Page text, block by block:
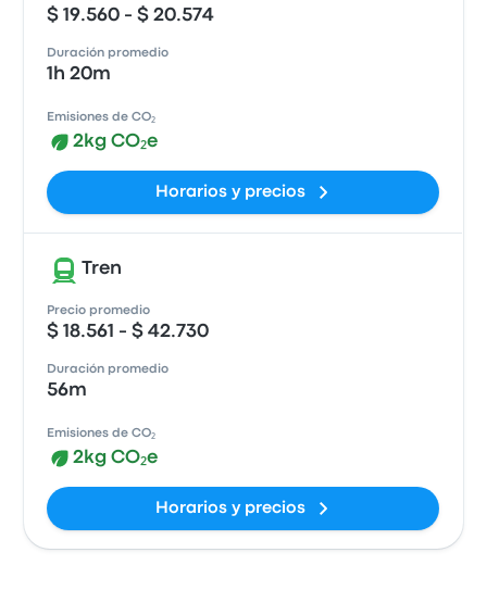
$ 19.560 - $ 20.574
Duración promedio
1h 20m
Emisiones de CO₂
2kg CO₂e
Horarios y precios
Tren
Precio promedio
$ 18.561 - $ 42.730
Duración promedio
56m
Emisiones de CO₂
2kg CO₂e
Horarios y precios